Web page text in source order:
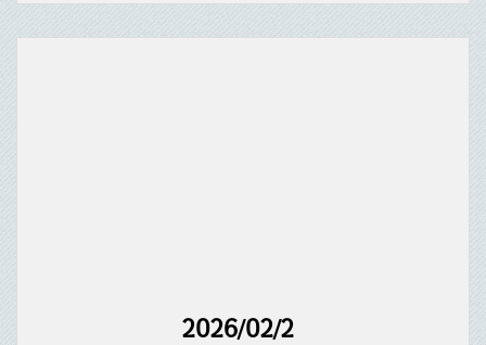
2026/02/2